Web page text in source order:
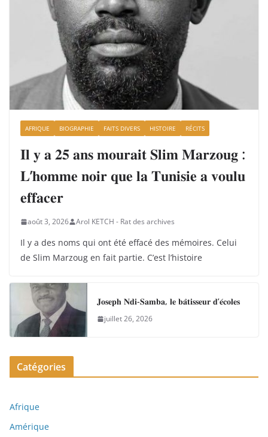
AFRIQUE BIOGRAPHIE FAITS DIVERS HISTOIRE RÉCITS
𝐈𝐥 𝐲 𝐚 𝟐𝟓 𝐚𝐧𝐬 𝐦𝐨𝐮𝐫𝐚𝐢𝐭 𝐒𝐥𝐢𝐦 𝐌𝐚𝐫𝐳𝐨𝐮𝐠 :
𝐋’𝐡𝐨𝐦𝐦𝐞 𝐧𝐨𝐢𝐫 𝐪𝐮𝐞 𝐥𝐚 𝐓𝐮𝐧𝐢𝐬𝐢𝐞 𝐚 𝐯𝐨𝐮𝐥𝐮
𝐞𝐟𝐟𝐚𝐜𝐞𝐫
août 3, 2026 Arol KETCH - Rat des archives
Il y a des noms qui ont été effacé des mémoires. Celui
de Slim Marzoug en fait partie. C’est l’histoire
𝐉𝐨𝐬𝐞𝐩𝐡 𝐍𝐝𝐢-𝐒𝐚𝐦𝐛𝐚, 𝐥𝐞 𝐛𝐚̂𝐭𝐢𝐬𝐬𝐞𝐮𝐫 𝐝’𝐞́𝐜𝐨𝐥𝐞𝐬
juillet 26, 2026
Catégories
Afrique
Amérique